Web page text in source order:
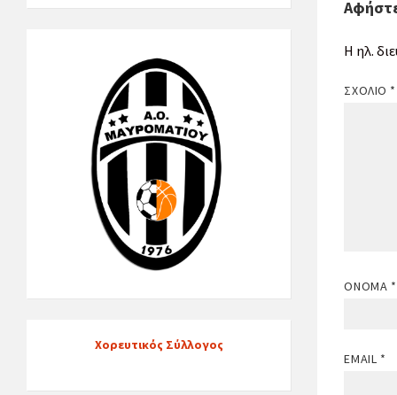
Η ηλ.
ΣΧΌΛΙΟ *
ΌΝΟΜΑ *
EMAIL *
Χορευτικός Σύλλογος